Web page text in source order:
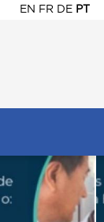
EN FR DE PT